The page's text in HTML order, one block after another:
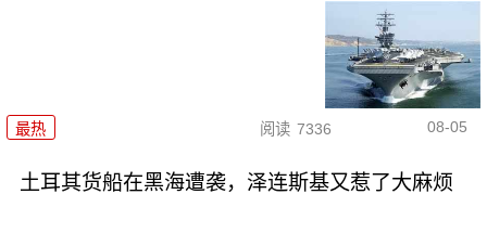
最热 阅读 7336 08-05
土耳其货船在黑海遭袭，泽连斯基又惹了大麻烦